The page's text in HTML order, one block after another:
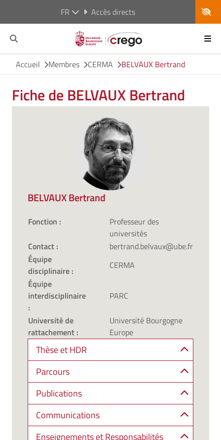
FR Accès directs
Accueil Membres CERMA BELVAUX Bertrand
Fiche de BELVAUX Bertrand
BELVAUX Bertrand
Fonction :
Professeur des
universités
Contact :
bertrand.belvaux@ube.fr
Équipe
disciplinaire :
CERMA
Équipe
interdisciplinaire
:
PARC
Université de
rattachement :
Université Bourgogne
Europe
Thèse et HDR
Parcours
Publications
Communications
Enseignements et Responsabilités